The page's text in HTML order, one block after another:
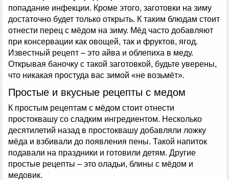
попадание инфекции. Кроме этого, заготовки на зиму
достаточно будет только открыть. К таким блюдам стоит
отнести перец с мёдом на зиму. Мёд часто добавляют
при консервации как овощей, так и фруктов, ягод.
Известный рецепт – это айва и облепиха в меду.
Открывая баночку с такой заготовкой, будьте уверены,
что никакая простуда вас зимой «не возьмёт».
Простые и вкусные рецепты с медом
К простым рецептам с мёдом стоит отнести
простоквашу со сладким ингредиентом. Несколько
десятилетий назад в простоквашу добавляли ложку
мёда и взбивали до появления пены. Такой напиток
подавали на праздники и готовили детям. Другие
простые рецепты – это оладьи, блины с мёдом и
медовик.